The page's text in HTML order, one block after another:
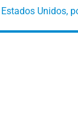
Unidos,